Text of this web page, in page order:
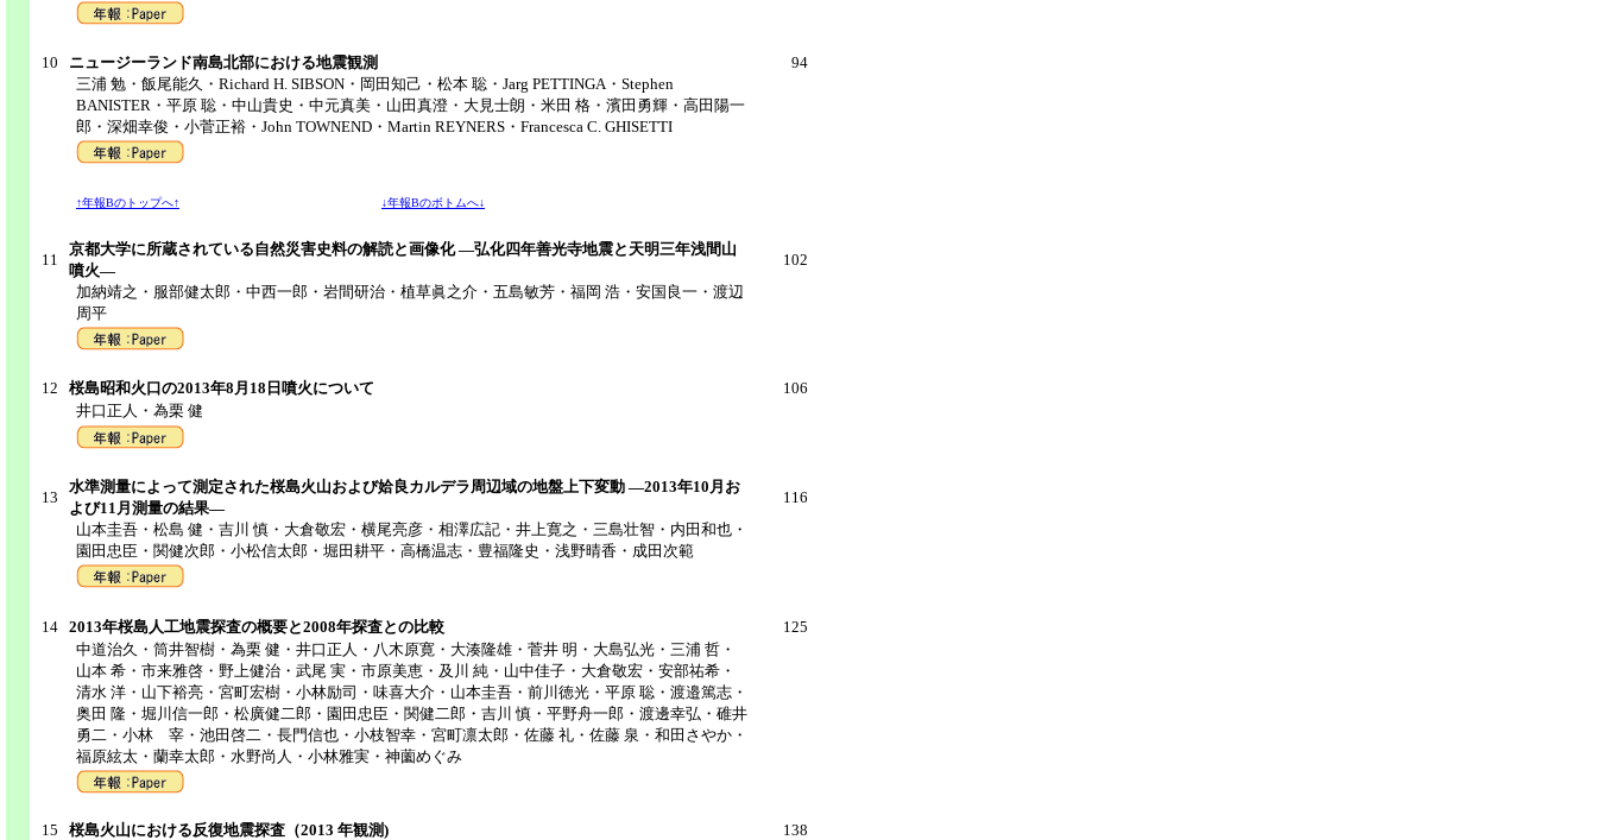
10 ニュージーランド南島北部における地震観測
94
三浦 勉・飯尾能久・Richard H. SIBSON・岡田知己・松本 聡・Jarg PETTINGA・Stephen
BANISTER・平原 聡・中山貴史・中元真美・山田真澄・大見士朗・米田 格・濱田勇輝・高田陽一
郎・深畑幸俊・小菅正裕・John TOWNEND・Martin REYNERS・Francesca C. GHISETTI
↑年報Bのトップへ↑ ↓年報Bのボトムへ↓
11
京都大学に所蔵されている自然災害史料の解読と画像化 ―弘化四年善光寺地震と天明三年浅間山
噴火―
102
加納靖之・服部健太郎・中西一郎・岩間研治・植草眞之介・五島敏芳・福岡 浩・安国良一・渡辺
周平
12 桜島昭和火口の2013年8月18日噴火について
106
井口正人・為栗 健
13
水準測量によって測定された桜島火山および姶良カルデラ周辺域の地盤上下変動 ―2013年10月お
よび11月測量の結果―
116
山本圭吾・松島 健・吉川 慎・大倉敬宏・横尾亮彦・相澤広記・井上寛之・三島壮智・内田和也・
園田忠臣・関健次郎・小松信太郎・堀田耕平・高橋温志・豊福隆史・浅野晴香・成田次範
14 2013年桜島人工地震探査の概要と2008年探査との比較
125
中道治久・筒井智樹・為栗 健・井口正人・八木原寛・大湊隆雄・菅井 明・大島弘光・三浦 哲・
山本 希・市来雅啓・野上健治・武尾 実・市原美恵・及川 純・山中佳子・大倉敬宏・安部祐希・
清水 洋・山下裕亮・宮町宏樹・小林励司・味喜大介・山本圭吾・前川徳光・平原 聡・渡邉篤志・
奥田 隆・堀川信一郎・松廣健二郎・園田忠臣・関健二郎・吉川 慎・平野舟一郎・渡邊幸弘・碓井
勇二・小林 宰・池田啓二・長門信也・小枝智幸・宮町凛太郎・佐藤 礼・佐藤 泉・和田さやか・
福原絃太・蘭幸太郎・水野尚人・小林雅実・神薗めぐみ
15 桜島火山における反復地震探査（2013 年観測)
138